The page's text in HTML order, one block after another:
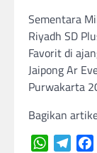
Sementara
Riyadh SD
Favorit di
Jaipong Ar
Purwakarta
Bagikan
WhatsApp